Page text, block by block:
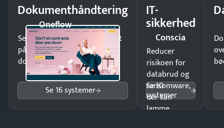
Dokumenthåndtering
Oneflow
Send kontrakter til underskrift
på minutter og mist ingen
dokumenter.
Se 16 systemer
IT-
sikkerhed
Conscia
Reducer
risikoen for
databrud og
ransomware,
der kan
lamme
Se 10
systemer